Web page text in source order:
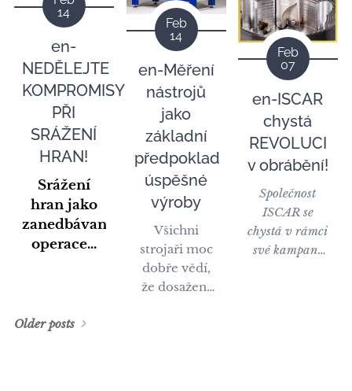
dohodli na
exkluzivním
zastupování
při prodeji
jeho
patentovaného
produktu,
který vám
změní
pohled na
úklid vašich
strojů.
14
en-
NEDĚLEJTE
KOMPROMISY
PŘI
SRÁŽENÍ
HRAN!
Srážení
hran jako
zanedbávaná
operace...
Feb
14
en-Měření
nástrojů
jako
základní
předpoklad
úspěšné
výroby
Všichni
strojaři moc
dobře vědí,
že dosažení
Feb
07
en-ISCAR
chystá
REVOLUCI
v obrábění!
Společnost
ISCAR se
chystá v rámci
své kampaně
Older posts